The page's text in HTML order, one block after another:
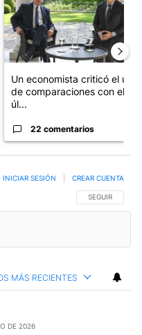
Un economista criticó el uso
de comparaciones con el
úl...
22 comentarios
SIGA ESTA
SEGUIR
INICIAR SESIÓN CREAR CUENTA
MÁS RECIENTES
DE 2026